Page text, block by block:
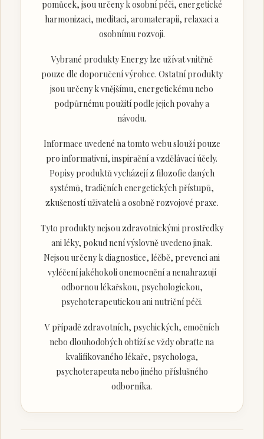
pomůcek, jsou určeny k osobní péči, energetické
harmonizaci, meditaci, aromaterapii, relaxaci a
osobnímu rozvoji.
Vybrané produkty Energy lze užívat vnitřně
pouze dle doporučení výrobce. Ostatní produkty
jsou určeny k vnějšímu, energetickému nebo
podpůrnému použití podle jejich povahy a
návodu.
Informace uvedené na tomto webu slouží pouze
pro informativní, inspirační a vzdělávací účely.
Popisy produktů vycházejí z filozofie daných
systémů, tradičních energetických přístupů,
zkušeností uživatelů a osobně rozvojové praxe.
Tyto produkty nejsou zdravotnickými prostředky
ani léky, pokud není výslovně uvedeno jinak.
Nejsou určeny k diagnostice, léčbě, prevenci ani
vyléčení jakéhokoli onemocnění a nenahrazují
odbornou lékařskou, psychologickou,
psychoterapeutickou ani nutriční péči.
V případě zdravotních, psychických, emočních
nebo dlouhodobých obtíží se vždy obraťte na
kvalifikovaného lékaře, psychologa,
psychoterapeuta nebo jiného příslušného
odborníka.